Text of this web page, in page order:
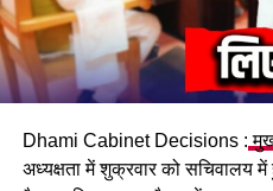
स्वास्थ्य सेवाओं में लापरवाही पर
अधिकारियों की लगाई क्लास
Dhami Cabinet Decisions :
अध्यक्षता में शुक्रवार को सचिवालय